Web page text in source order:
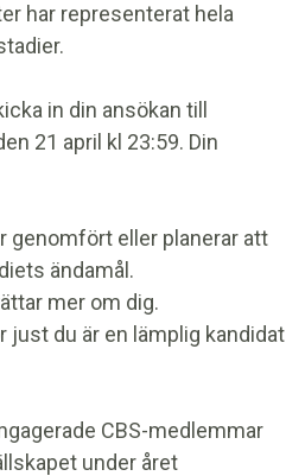
har representerat hela
in din ansökan till
21 april kl 23:59. Din
genomfört eller planerar att
ändamål.
mer om dig.
just du är en lämplig kandidat
CBS-medlemmar
under året